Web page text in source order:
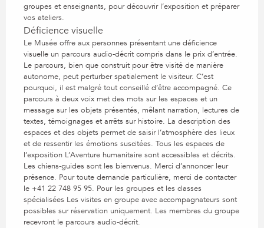
groupes et enseignants, pour découvrir l’exposition et préparer
vos ateliers.
Déficience visuelle
Le Musée offre aux personnes présentant une déficience
visuelle un parcours audio-décrit compris dans le prix d’entrée.
Le parcours, bien que construit pour être visité de manière
autonome, peut perturber spatialement le visiteur. C’est
pourquoi, il est malgré tout conseillé d’être accompagné. Ce
parcours à deux voix met des mots sur les espaces et un
message sur les objets présentés, mêlant narration, lectures de
textes, témoignages et arrêts sur histoire. La description des
espaces et des objets permet de saisir l’atmosphère des lieux
et de ressentir les émotions suscitées. Tous les espaces de
l’exposition L’Aventure humanitaire sont accessibles et décrits.
Les chiens-guides sont les bienvenus. Merci d’annoncer leur
présence. Pour toute demande particulière, merci de contacter
le +41 22 748 95 95. Pour les groupes et les classes
spécialisées Les visites en groupe avec accompagnateurs sont
possibles sur réservation uniquement. Les membres du groupe
recevront le parcours audio-décrit.